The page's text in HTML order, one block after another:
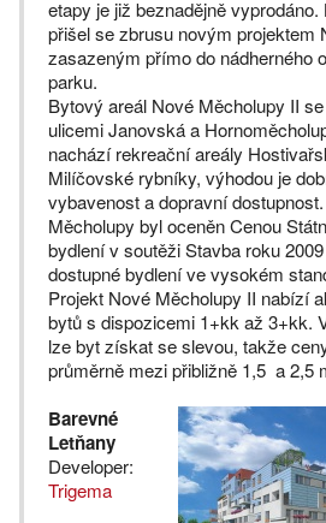
etapy je již beznadějně
přišel se zbrusu novým projektem
zasazeným přímo do nádherného
parku.
Bytový areál Nové Měcholupy II
ulicemi Janovská a
nachází rekreační areály
Milíčovské rybníky, výhodou je
vybavenost a dopravní
Měcholupy byl oceněn Cenou
bydlení v soutěži Stavba roku
dostupné bydlení ve vysokém
Projekt Nové Měcholupy II nabízí
bytů s dispozicemi 1+kk až 3+kk.
lze byt získat se slevou, takže
průměrně mezi přibližně 1,5 a 2,5
Barevné
Letňany
Developer:
Trigema